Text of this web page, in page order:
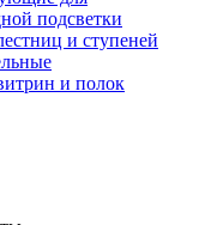
подсветки
и ступеней
и полок